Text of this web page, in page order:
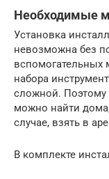
Необходимые
Установка
невозможна без
вспомогательных
набора
сложной. Поэтому
можно найти
случае, взять в
В комплекте